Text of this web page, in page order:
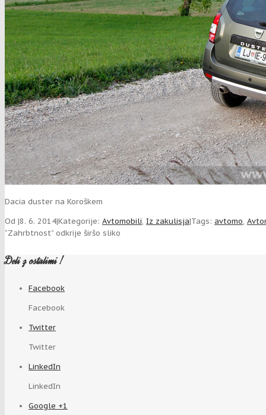
Dacia duster na Koroškem
Od |8. 6. 2014|Kategorije: Avtomobili, Iz zakulisja|Tags: avtomo,
“Zahrbtnost” odkrije širšo sliko
Deli z ostalimi !
Facebook
Facebook
Twitter
Twitter
LinkedIn
LinkedIn
Google +1